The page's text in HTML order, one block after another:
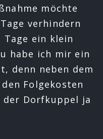
möchte
verhindern
ein klein
habe ich mir ein
denn neben dem
Folgekosten
Dorfkuppel ja